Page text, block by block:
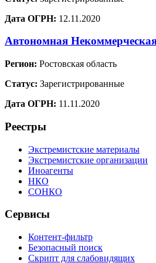
Дата ОГРН: 12.11.2020
Автономная
Регион: Ростовская область
Статус: Зарегистрированные
Дата ОГРН: 11.11.2020
Реестры
Экстремистские материалы
Экстремистские организации
Иноагенты
НКО
СОНКО
Сервисы
Контент-фильтр
Безопасный поиск
Скрипт для слабовидящих